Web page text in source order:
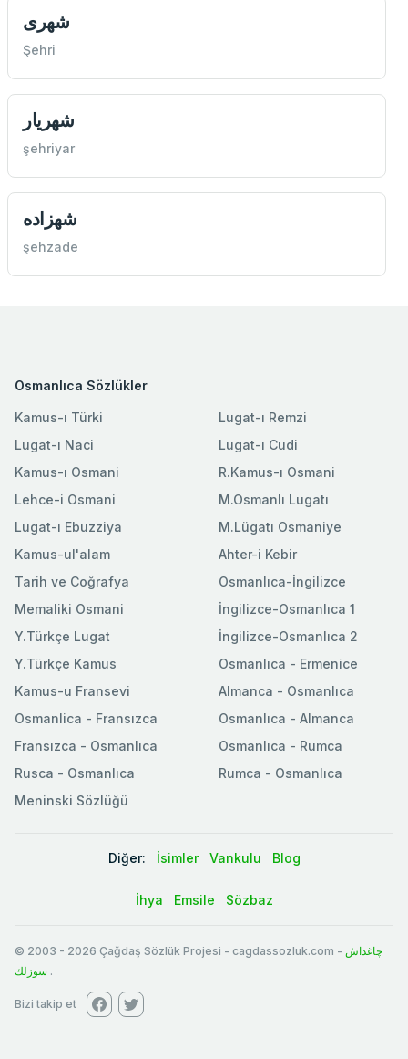
شهری
Şehri
شهریار
şehriyar
شهزاده
şehzade
Osmanlıca Sözlükler
Kamus-ı Türki
Lugat-ı Naci
Kamus-ı Osmani
Lehce-i Osmani
Lugat-ı Ebuzziya
Lugat-ı Remzi
Lugat-ı Cudi
R.Kamus-ı Osmani
M.Osmanlı Lugatı
M.Lügatı Osmaniye
Kamus-ul'alam
Tarih ve Coğrafya
Memaliki Osmani
Y.Türkçe Lugat
Y.Türkçe Kamus
Ahter-i Kebir
Osmanlıca-İngilizce
İngilizce-Osmanlıca 1
İngilizce-Osmanlıca 2
Osmanlıca - Ermenice
Kamus-u Fransevi
Osmanlica - Fransızca
Fransızca - Osmanlıca
Rusca - Osmanlıca
Meninski Sözlüğü
Almanca - Osmanlıca
Osmanlıca - Almanca
Osmanlıca - Rumca
Rumca - Osmanlıca
Diğer: İsimler Vankulu Blog
İhya Emsile Sözbaz
© 2003 - 2026 Çağdaş Sözlük Projesi - cagdassozluk.com - چاغداش
سوزلك .
Bizi takip et